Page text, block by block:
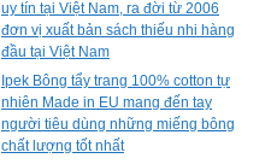
uy tín tại Việt Nam, ra đời từ 2006
đơn vị xuất bản sách thiếu nhi hàng
đầu tại Việt Nam
Ipek Bông tẩy trang 100% cotton tự
nhiên Made in EU mang đến tay
người tiêu dùng những miếng bông
chất lượng tốt nhất